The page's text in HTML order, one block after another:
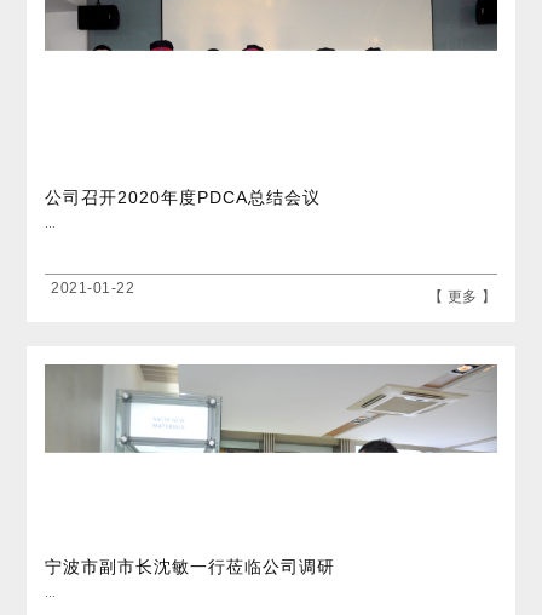
公司召开2020年度PDCA总结会议
2021-01-22 【 更多 】
宁波市副市长沈敏一行莅临公司调研